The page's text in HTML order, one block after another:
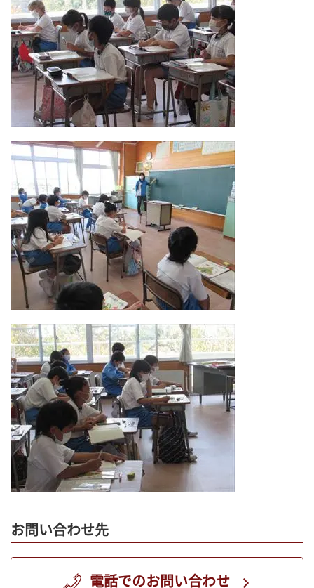
お問い合わせ先
電話でのお問い合わせ